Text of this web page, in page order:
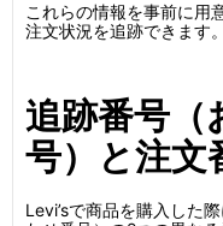
これらの情報を事前に用
注文状況を追跡できます。
追跡番号（
号）と注文
Levi’sで商品を購入した